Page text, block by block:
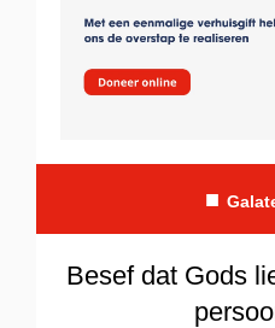
■
Besef dat Gods